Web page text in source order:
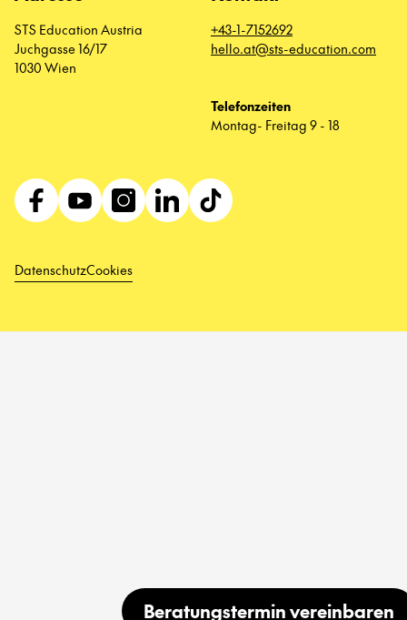
STS Education Austria
Juchgasse 16/17
1030 Wien
+43-1-7152692
hello.at@sts-education.com
Telefonzeiten
Montag- Freitag 9 - 18
DatenschutzCookies
Beratungstermin vereinbaren